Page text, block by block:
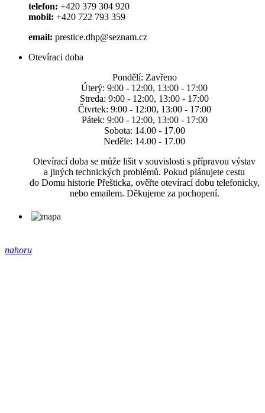
telefon: +420 379 304 920
mobil: +420 722 793 359
email: prestice.dhp@seznam.cz
Otevíraci doba
Pondělí: Zavřeno
Úterý: 9:00 - 12:00, 13:00 - 17:00
Streda: 9:00 - 12:00, 13:00 - 17:00
Čtvrtek: 9:00 - 12:00, 13:00 - 17:00
Pátek: 9:00 - 12:00, 13:00 - 17:00
Sobota: 14.00 - 17.00
Neděle: 14.00 - 17.00
Otevírací doba se může lišit v souvislosti s přípravou výstav
a jiných technických problémů. Pokud plánujete cestu
do Domu historie Přešticka, ověřte otevírací dobu telefonicky,
nebo emailem. Děkujeme za pochopení.
nahoru